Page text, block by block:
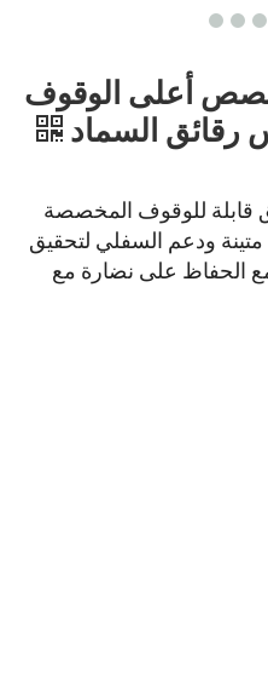
أعلى الوقوف
رقائق السماد
قابلة للوقوف المخصصة
ودعم السفلي لتحقيق
الحفاظ على نضارة مع